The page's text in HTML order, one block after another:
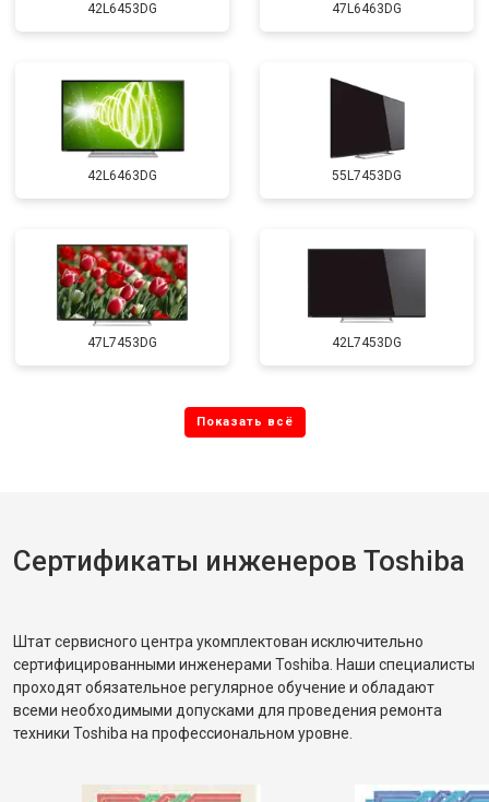
42L6453DG 47L6463DG
42L6463DG 55L7453DG
47L7453DG 42L7453DG
Сертификаты инженеров Toshiba
Штат сервисного центра укомплектован исключительно
сертифицированными инженерами Toshiba. Наши специалисты
проходят обязательное регулярное обучение и обладают
всеми необходимыми допусками для проведения ремонта
техники Toshiba на профессиональном уровне.